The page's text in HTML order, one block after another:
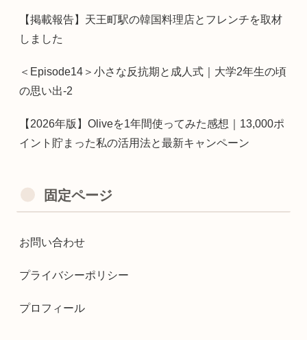
【掲載報告】天王町駅の韓国料理店とフレンチを取材
しました
＜Episode14＞小さな反抗期と成人式｜大学2年生の頃
の思い出-2
【2026年版】Oliveを1年間使ってみた感想｜13,000ポ
イント貯まった私の活用法と最新キャンペーン
固定ページ
お問い合わせ
プライバシーポリシー
プロフィール